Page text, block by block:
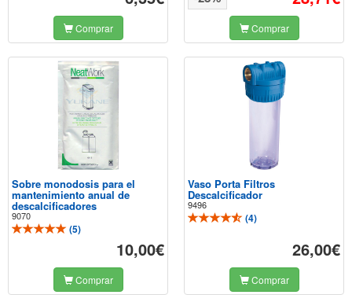
Comprar Comprar
Sobre monodosis para el
mantenimiento anual de
descalcificadores
9070
(5)
10,00€
Comprar
Vaso Porta Filtros
Descalcificador
9496
(4)
26,00€
Comprar